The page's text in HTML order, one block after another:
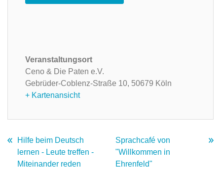
Veranstaltungsort
Ceno & Die Paten e.V.
Gebrüder-Coblenz-Straße 10, 50679 Köln
+ Kartenansicht
Hilfe beim Deutsch
lernen - Leute treffen -
Miteinander reden
Sprachcafé von
"Willkommen in
Ehrenfeld"